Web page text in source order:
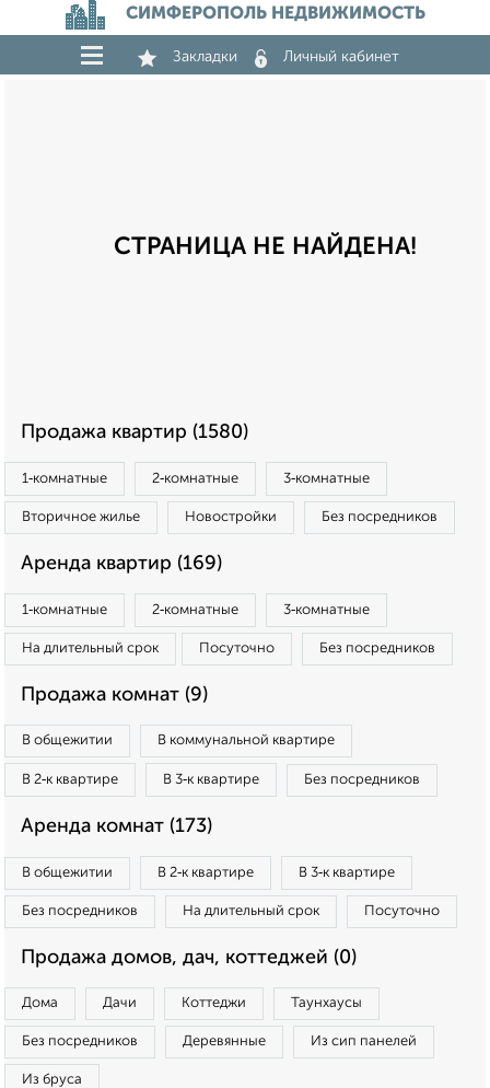
СИМФЕРОПОЛЬ НЕДВИЖИМОСТЬ
Закладки Личный кабинет
СТРАНИЦА НЕ НАЙДЕНА!
Продажа квартир (1580)
1‑комнатные 2‑комнатные 3‑комнатные
Вторичное жилье Новостройки Без посредников
Аренда квартир (169)
1‑комнатные 2‑комнатные 3‑комнатные
На длительный срок Посуточно Без посредников
Продажа комнат (9)
В общежитии В коммунальной квартире
В 2‑к квартире В 3‑к квартире Без посредников
Аренда комнат (173)
В общежитии В 2‑к квартире В 3‑к квартире
Без посредников На длительный срок Посуточно
Продажа домов, дач, коттеджей (0)
Дома Дачи Коттеджи Таунхаусы
Без посредников Деревянные Из сип панелей
Из бруса